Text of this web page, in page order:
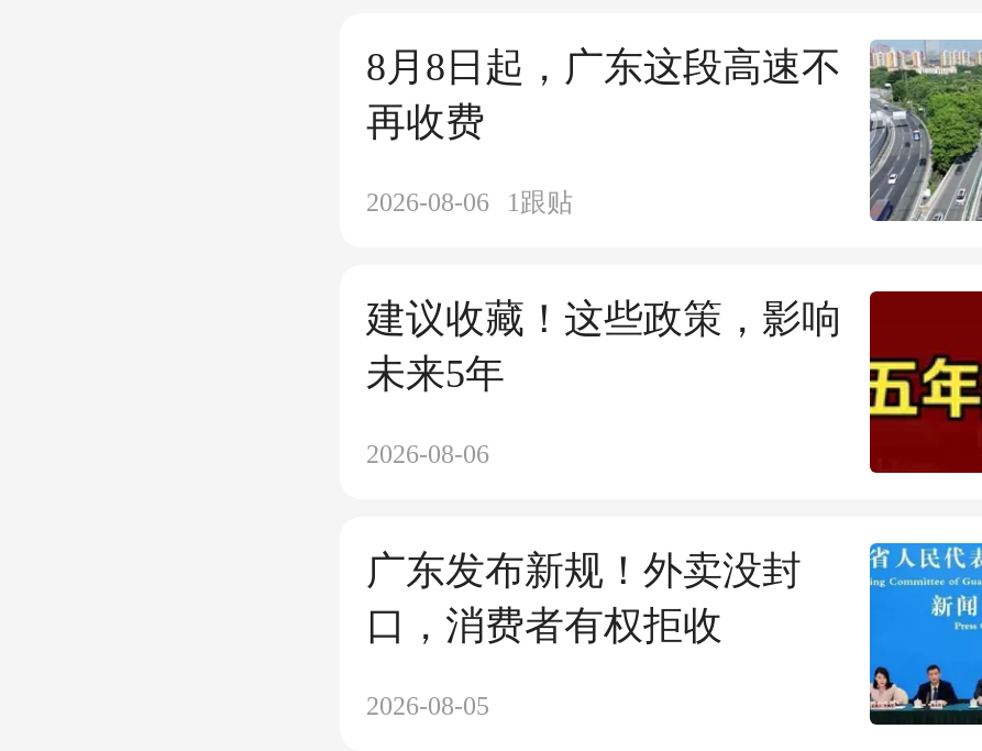
8月8日起，广东这段高速不
再收费
2026-08-06 1跟贴
建议收藏！这些政策，影响
未来5年
2026-08-06
广东发布新规！外卖没封
口，消费者有权拒收
2026-08-05